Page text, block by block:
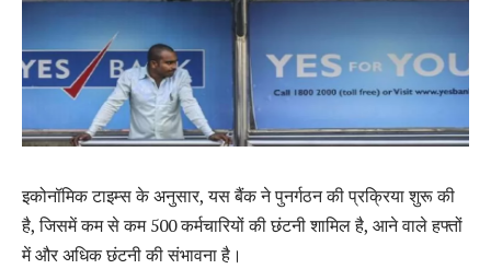
इकोनॉमिक टाइम्स के अनुसार, यस बैंक ने पुनर्गठन की प्रक्रिया शुरू की
है, जिसमें कम से कम 500 कर्मचारियों की छंटनी शामिल है, आने वाले हफ्तों
में और अधिक छंटनी की संभावना है।